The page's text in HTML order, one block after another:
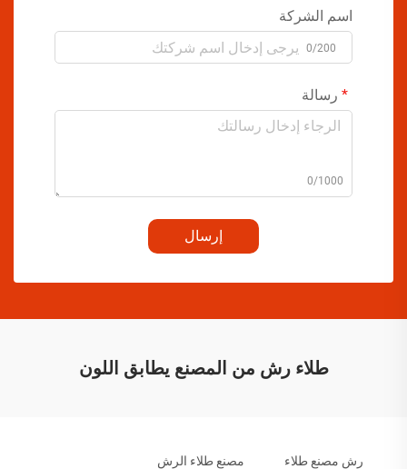
اسم الشركة
0/200
رسالة
0/1000
إرسال
طلاء رش من المصنع يطابق اللون
رش مصنع طلاء مصنع طلاء الرش